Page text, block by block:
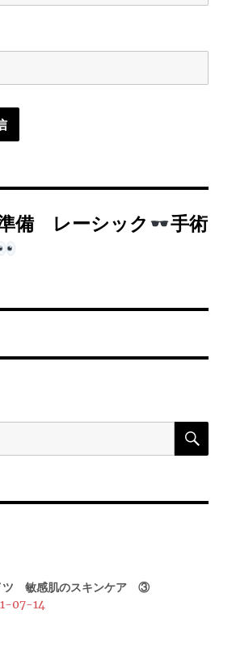
備 レーシック
手術
検
ツ 敏感肌のスキンケア ③
07-14